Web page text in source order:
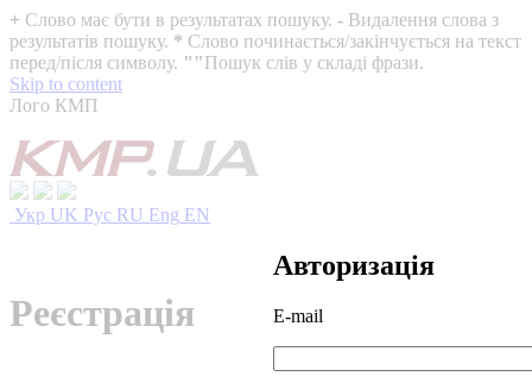
+ Слово має бути в результатах пошуку. - Видалення слова з
результатів пошуку. * Слово починається/закінчується на текст
перед/після символу. ""Пошук слів у складі фрази.
Skip to content
Лого КМП
Укр UK Рус RU Eng EN
Авторизація
E-mail
Реєстрація